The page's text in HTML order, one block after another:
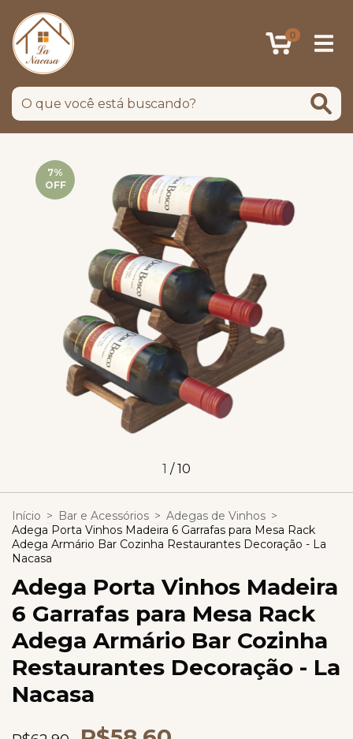
0
7%
OFF
1 /10
Início > Bar e Acessórios > Adegas de Vinhos >
Adega Porta Vinhos Madeira 6 Garrafas para Mesa Rack
Adega Armário Bar Cozinha Restaurantes Decoração - La
Nacasa
Adega Porta Vinhos Madeira
6 Garrafas para Mesa Rack
Adega Armário Bar Cozinha
Restaurantes Decoração - La
Nacasa